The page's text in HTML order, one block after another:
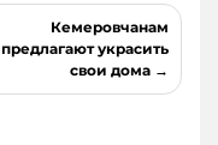
Кемеровчанам
предлагают украсить
свои дома